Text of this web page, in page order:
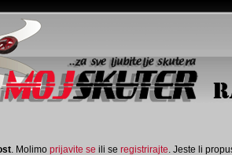
. Molimo prijavite se ili se registrirajte . Jeste li